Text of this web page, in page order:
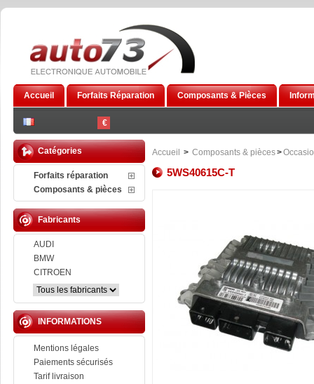
€
Accueil Forfaits Réparation Composants & Pièces
Catégories
Forfaits réparation
Composants & pièces
Fabricants
AUDI
BMW
CITROEN
INFORMATIONS
Mentions légales
Paiements sécurisés
Tarif livraison
Accueil > Composants & pièces>
5WS40615C-T